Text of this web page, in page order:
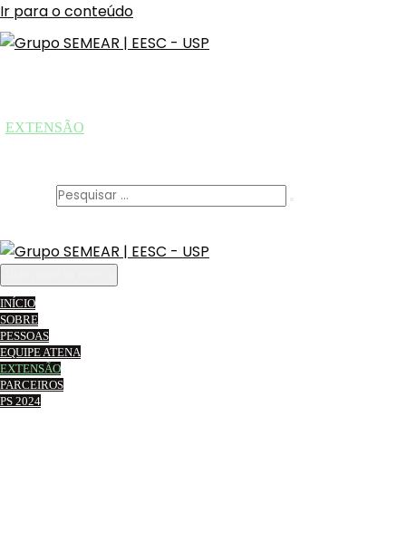
Ir para o conteúdo
EXTENSÃO
INÍCIO
SOBRE
PESSOAS
EQUIPE ATENA
EXTENSÃO
PARCEIROS
PS 2024